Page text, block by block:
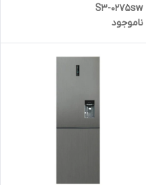
S3-0275sw
ناموجود